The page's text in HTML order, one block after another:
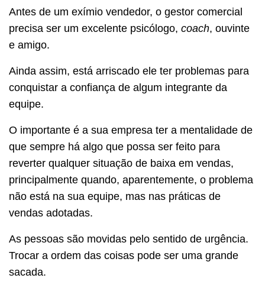
Antes de um exímio vendedor, o gestor comercial
precisa ser um excelente psicólogo, coach, ouvinte
e amigo.
Ainda assim, está arriscado ele ter problemas para
conquistar a confiança de algum integrante da
equipe.
O importante é a sua empresa ter a mentalidade de
que sempre há algo que possa ser feito para
reverter qualquer situação de baixa em vendas,
principalmente quando, aparentemente, o problema
não está na sua equipe, mas nas práticas de
vendas adotadas.
As pessoas são movidas pelo sentido de urgência.
Trocar a ordem das coisas pode ser uma grande
sacada.